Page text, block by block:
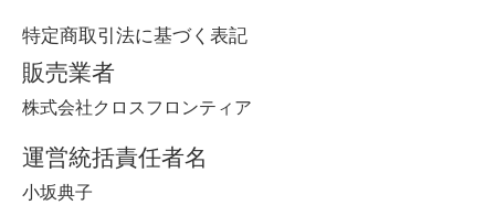
特定商取引法に基づく表記
販売業者
株式会社クロスフロンティア
運営統括責任者名
小坂典子